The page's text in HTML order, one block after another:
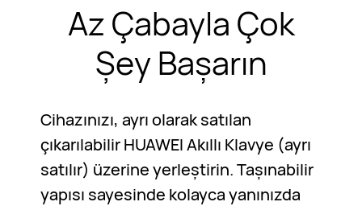
Az Çabayla Çok
Şey Başarın
Cihazınızı, ayrı olarak satılan
çıkarılabilir HUAWEI Akıllı Klavye (ayrı
satılır) üzerine yerleştirin. Taşınabilir
yapısı sayesinde kolayca yanınızda